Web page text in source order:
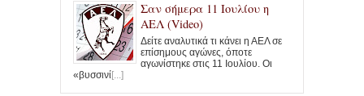
Σαν σήμερα 11 Ιουλίου η
ΑΕΛ (Video)
Δείτε αναλυτικά τι κάνει η ΑΕΛ σε
επίσημους αγώνες, όποτε
αγωνίστηκε στις 11 Ιουλίου. Οι
«βυσσινί [...]